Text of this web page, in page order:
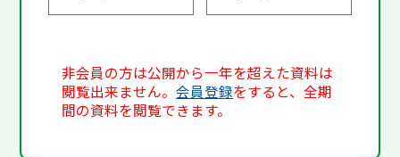
非会員の方は公開から一年を超えた資料は
閲覧出来ません。会員登録をすると、全期
間の資料を閲覧できます。